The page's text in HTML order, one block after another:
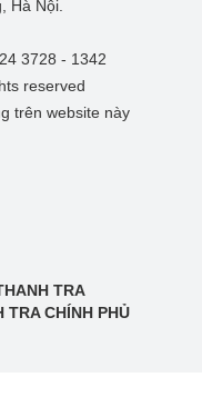
Hà Nội.
3728 - 1342
reserved
trên website này
TRA
TRA CHÍNH PHỦ